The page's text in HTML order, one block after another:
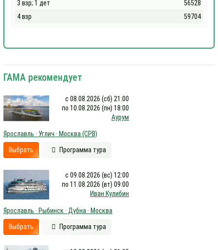
3 взр; 1 дет
56528
4 взр
59704
ГАМА рекомендует
с 08.08.2026 (сб) 21:00
по 10.08.2026 (пн) 18:00
Аурум
Ярославль · Углич · Москва (СРВ)
Выбрать Программа тура
с 09.08.2026 (вс) 12:00
по 11.08.2026 (вт) 09:00
Иван Кулибин
Ярославль · Рыбинск · Дубна · Москва
Выбрать Программа тура